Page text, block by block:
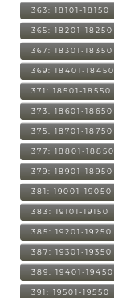
363: 18101-18150
365: 18201-18250
367: 18301-18350
369: 18401-18450
371: 18501-18550
373: 18601-18650
375: 18701-18750
377: 18801-18850
379: 18901-18950
381: 19001-19050
383: 19101-19150
385: 19201-19250
387: 19301-19350
389: 19401-19450
391: 19501-19550